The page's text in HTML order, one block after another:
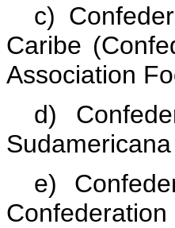
c)
Caribe (
Association
d)
e)
Confederation